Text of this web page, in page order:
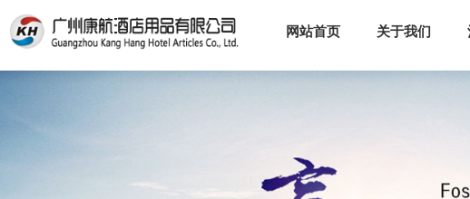
网站首页 关于我们